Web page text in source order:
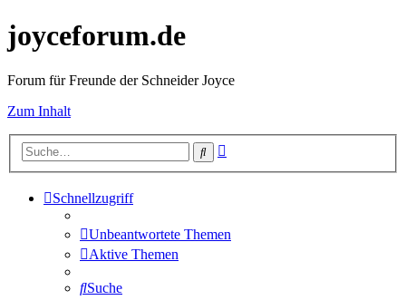
joyceforum.de
Forum für Freunde der Schneider Joyce
Zum Inhalt
Suche
Schnellzugriff
Unbeantwortete Themen
Aktive Themen
Suche